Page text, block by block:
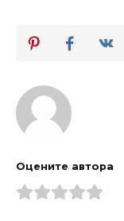
Оцените автора